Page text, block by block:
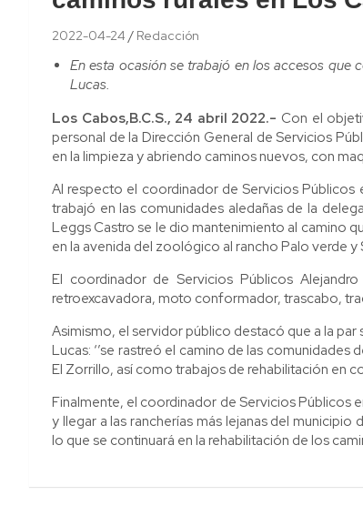
2022-04-24 Redacción
En esta ocasión se trabajó en los accesos que
Lucas.
Los Cabos,B.C.S., 24 abril 2022.- Con el
personal de la Dirección General de Servicios
en la limpieza y abriendo caminos nuevos, con
Al respecto el coordinador de Servicios Públicos
trabajó en las comunidades aledañas de la
Leggs Castro se le dio mantenimiento al camino
en la avenida del zoológico al rancho Palo verde y
El coordinador de Servicios Públicos
retroexcavadora, moto conformador, trascabo,
Asimismo, el servidor público destacó que a la par
Lucas: ‘’se rastreó el camino de las
El Zorrillo, así como trabajos de rehabilitación en
Finalmente, el coordinador de Servicios Públicos
y llegar a las rancherías más lejanas del
lo que se continuará en la rehabilitación de los